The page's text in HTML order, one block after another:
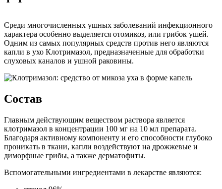
Среди многочисленных ушных заболеваний инфекционного
характера особенно выделяется отомикоз, или грибок ушей.
Одним из самых популярных средств против него являются
капли в ухо Клотримазол, предназначенные для обработки
слуховых каналов и ушной раковины.
Состав
Главным действующим веществом раствора является
клотримазол в концентрации 100 мг на 10 мл препарата.
Благодаря активному компоненту и его способности глубоко
проникать в ткани, капли воздействуют на дрожжевые и
диморфные грибы, а также дерматофиты.
Вспомогательными ингредиентами в лекарстве являются: